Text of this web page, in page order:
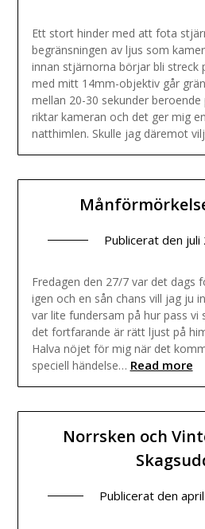
Ett stort hinder med att fota
begränsningen av ljus som
innan stjärnorna börjar bli streck
med mitt 14mm-objektiv går
mellan 20-30 sekunder
riktar kameran och det ger mig
natthimlen. Skulle jag däremot
Publicerat den juli
Fredagen den 27/7 var det dags
igen och en sån chans vill jag ju
var lite fundersam på hur pass vi
det fortfarande är rätt ljust på
Halva nöjet för mig när det
speciell händelse… Read more
Norrsken och
Publicerat den